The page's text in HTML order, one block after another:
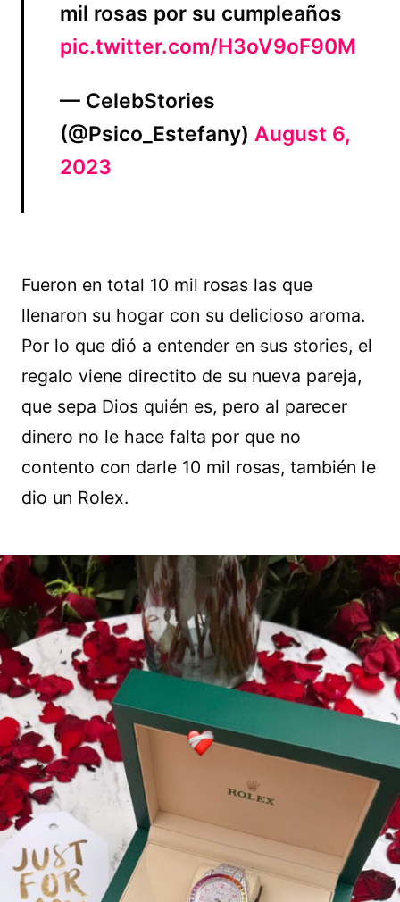
mil rosas por su cumpleaños
pic.twitter.com/H3oV9oF90M
— CelebStories
(@Psico_Estefany) August 6,
2023
Fueron en total 10 mil rosas las que
llenaron su hogar con su delicioso aroma.
Por lo que dió a entender en sus stories, el
regalo viene directito de su nueva pareja,
que sepa Dios quién es, pero al parecer
dinero no le hace falta por que no
contento con darle 10 mil rosas, también le
dio un Rolex.